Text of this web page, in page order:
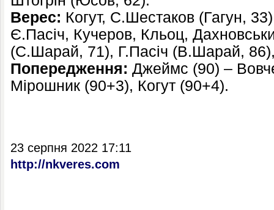
Верес: Когут, С.Шестаков (Гагун,
Є.Пасіч, Кучеров, Кльоц,
(С.Шарай, 71), Г.Пасіч (В.Шарай, 86),
Попередження: Джеймс (90) –
Мірошник (90+3), Когут (90+4).
23 серпня 2022 17:11
http://nkveres.com